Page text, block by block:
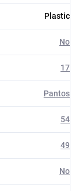
Plastic
No
17
Pantos
54
49
No